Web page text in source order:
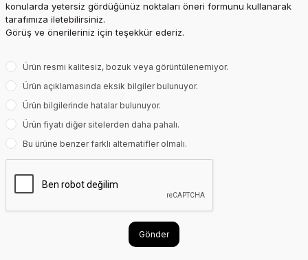
konularda yetersiz gördüğünüz noktaları öneri formunu kullanarak
tarafımıza iletebilirsiniz.
Görüş ve önerileriniz için teşekkür ederiz.
Ürün resmi kalitesiz, bozuk veya görüntülenemiyor.
Ürün açıklamasında eksik bilgiler bulunuyor.
Ürün bilgilerinde hatalar bulunuyor.
Ürün fiyatı diğer sitelerden daha pahalı.
Bu ürüne benzer farklı alternatifler olmalı.
Gönder